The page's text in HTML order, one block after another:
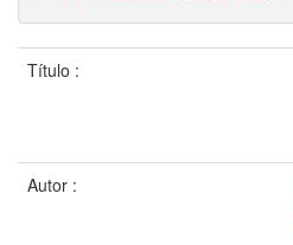
Título :
Autor :